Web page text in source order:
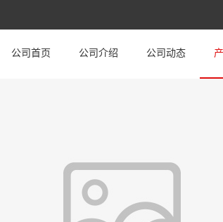
公司首页 公司介绍 公司动态